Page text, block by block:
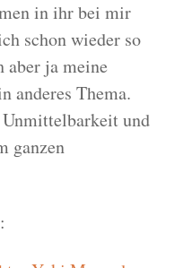
in ihr bei mir
schon wieder so
aber ja meine
anderes Thema.
und
ganzen